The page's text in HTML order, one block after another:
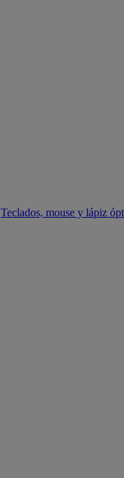
Teclados, mouse y lápiz